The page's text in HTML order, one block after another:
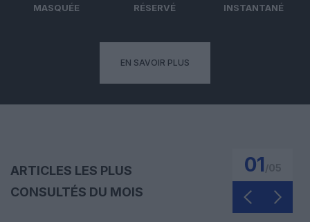
MASQUÉE
RÉSERVÉ
INSTANTANÉ
EN SAVOIR PLUS
ARTICLES LES PLUS
CONSULTÉS DU MOIS
01